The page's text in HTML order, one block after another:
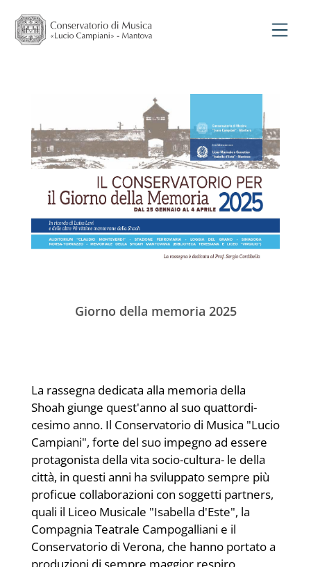
Giorno della memoria 2025
La rassegna dedicata alla memoria della
Shoah giunge quest'anno al suo quattordi-
cesimo anno. Il Conservatorio di Musica "Lucio
Campiani", forte del suo impegno ad essere
protagonista della vita socio-cultura- le della
città, in questi anni ha sviluppato sempre più
proﬁcue collaborazioni con soggetti partners,
quali il Liceo Musicale "Isabella d'Este", la
Compagnia Teatrale Campogalliani e il
Conservatorio di Verona, che hanno portato a